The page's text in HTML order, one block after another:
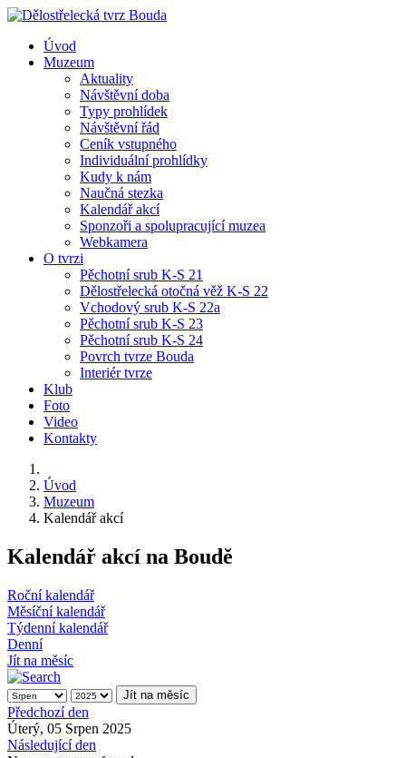
Úvod
Muzeum
Aktuality
Návštěvní doba
Typy prohlídek
Návštěvní řád
Ceník vstupného
Individuální prohlídky
Kudy k nám
Naučná stezka
Kalendář akcí
Sponzoři a spolupracující muzea
Webkamera
O tvrzi
Pěchotní srub K-S 21
Dělostřelecká otočná věž K-S 22
Vchodový srub K-S 22a
Pěchotní srub K-S 23
Pěchotní srub K-S 24
Povrch tvrze Bouda
Interiér tvrze
Klub
Foto
Video
Kontakty
Úvod
Muzeum
Kalendář akcí
Kalendář akcí na Boudě
Roční kalendář
Měsíční kalendář
Týdenní kalendář
Denní
Jít na měsíc
Jít na měsíc
Předchozí den
Úterý, 05 Srpen 2025
Následující den